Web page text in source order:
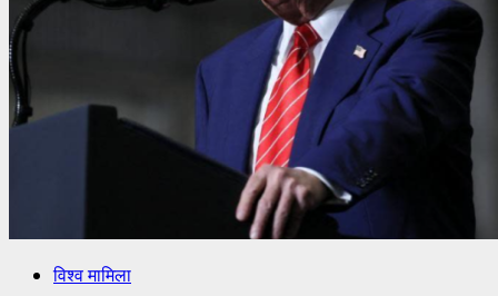
विश्व मामिला